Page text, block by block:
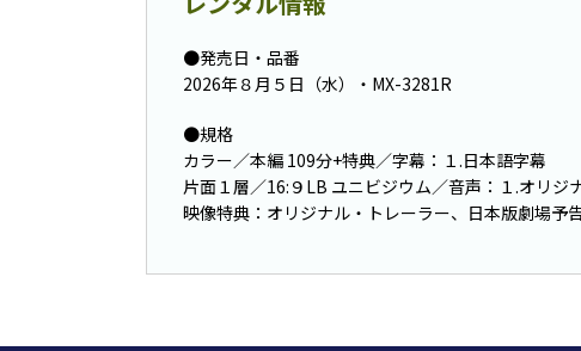
●発売日・品番
2026年８月５日（水）・MX-3281R
●規格
カラー／本編 109分+特典／字幕：１.日本語字幕
片面１層／16:９LB ユニビジウム／音声：１.オリジ
映像特典：オリジナル・トレーラー、日本版劇場予